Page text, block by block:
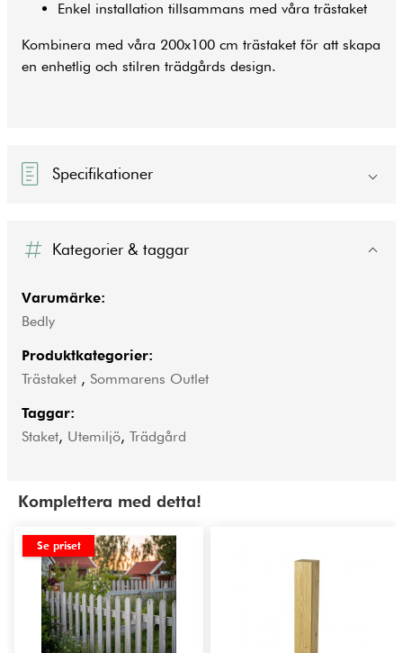
Enkel installation tillsammans med våra trästaket
Kombinera med våra 200x100 cm trästaket för att skapa
en enhetlig och stilren trädgårds design.
Specifikationer
Kategorier & taggar
Varumärke:
Bedly
Produktkategorier:
Trästaket , Sommarens Outlet
Taggar:
Staket, Utemiljö, Trädgård
Komplettera med detta!
Se priset